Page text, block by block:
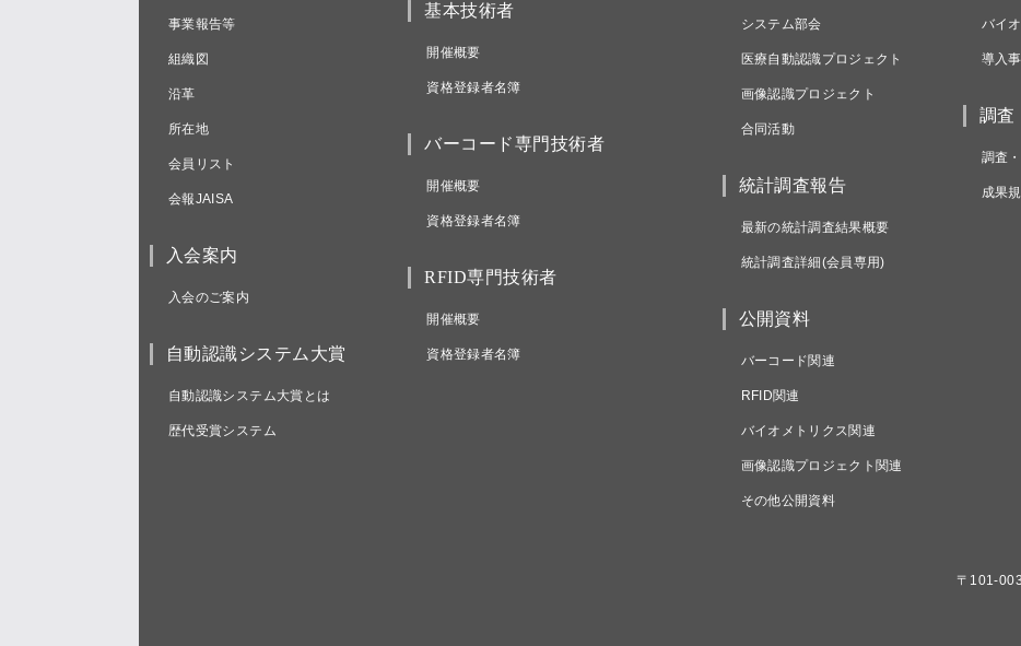
事業報告等
組織図
沿革
所在地
会員リスト
会報JAISA
入会案内
入会のご案内
自動認識システム大賞
自動認識システム大賞とは
歴代受賞システム
基本技術者
開催概要
資格登録者名簿
バーコード専門技術者
開催概要
資格登録者名簿
RFID専門技術者
開催概要
資格登録者名簿
システム部会
医療自動認識プロジェクト
画像認識プロジェクト
合同活動
統計調査報告
最新の統計調査結果概要
統計調査詳細(会員専用)
公開資料
バーコード関連
RFID関連
バイオメトリクス関連
画像認識プロジェクト関連
その他公開資料
バイ
導入
調査
調査
成果
〒101-